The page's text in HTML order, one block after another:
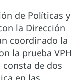
de Políticas y
la Dirección
coordinado la
la prueba VPH
consta de dos